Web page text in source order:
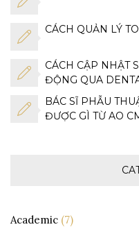
CÁCH QUẢN LÝ
CÁCH CẬP NHẬT
ĐỘNG QUA
BÁC SĨ PHẪU
ĐƯỢC GÌ TỪ AO
Academic (7)